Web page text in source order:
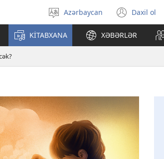
Dili
seçin
Azərbaycan Daxil ol
(yeni
pəncərə
açılır)
KİTABXANA XƏBƏRLƏR